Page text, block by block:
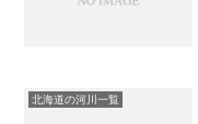
北海道の河川一覧